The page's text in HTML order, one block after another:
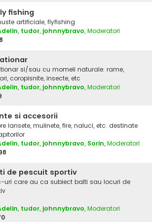
fishing
artificiale, flyfishing
, tudor, johnnybravo, Moderatori
si/sau cu momeli naturale: rame,
coropisnite, insecte, etc
, tudor, johnnybravo, Moderatori
si accesorii
lansete, mulinete, fire, naluci, etc. destinate
, tudor, johnnybravo, Sorin, Moderatori
de pescuit sportiv
uri care au ca subiect balti sau locuri de
, tudor, johnnybravo, Moderatori